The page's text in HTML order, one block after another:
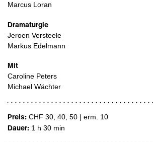
Marcus Loran
Dramaturgie
Jeroen Versteele
Markus Edelmann
Mit
Caroline Peters
Michael Wächter
Preis: CHF 30, 40, 50 | erm. 10
Dauer: 1 h 30 min